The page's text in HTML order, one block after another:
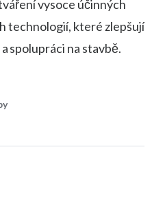
vysoce účinných
technologií, které zlepšují
spolupráci na stavbě.